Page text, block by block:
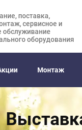
поставка,
сервисное и
обслуживание
оборудования
Монтаж